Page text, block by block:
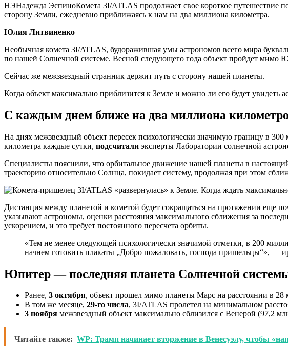
НЭНадежда ЭспиноКомета 3I/ATLAS продолжает свое короткое путешествие
сторону Земли, ежедневно приближаясь к нам на два миллиона километра.
Юлия Литвиненко
Необычная комета 3I/ATLAS, будоражившая умы астрономов всего мира
по нашей Солнечной системе. Весной следующего года объект пройдет мимо
Сейчас же межзвездный странник держит путь с сторону нашей планеты.
Когда объект максимально приблизится к Земле и можно ли его будет
С каждым днем ближе на два миллиона
На днях межзвездный объект пересек психологически значимую границу в
километра каждые сутки, подсчитали эксперты Лаборатории солнечной
Специалисты пояснили, что орбитальное движение нашей планеты в
траекторию относительно Солнца, покидает систему, продолжая при этом
Дистанция между планетой и кометой будет сокращаться на протяжении еще
указывают астрономы, оценки расстояния максимального сближения за
ускорением, и это требует постоянного пересчета орбиты.
«Тем не менее следующей психологически значимой отметки, в 200
начнем готовить плакаты „Добро пожаловать, господа пришельцы“», —
Юпитер — последняя планета Солнечной
Ранее, 3 октября, объект прошел мимо планеты Марс на расстоянии в 28
В том же месяце, 29-го числа, 3I/ATLAS пролетел на минимальном
3 ноября межзвездный объект максимально сблизился с Венерой (97,2
Читайте также: WP: Трамп начинает вторжение в Венесуэлу, чтобы